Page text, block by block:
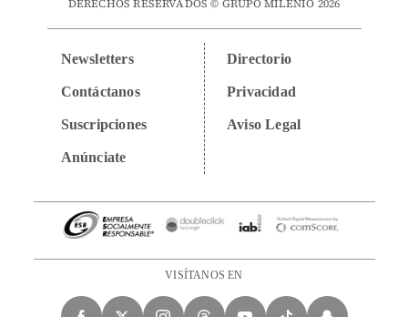
DERECHOS RESERVADOS © GRUPO MILENIO 2026
Newsletters
Contáctanos
Suscripciones
Anúnciate
Directorio
Privacidad
Aviso Legal
VISÍTANOS EN